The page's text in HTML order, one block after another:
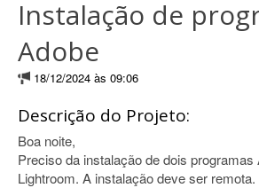
Instalação de
Adobe
18/12/2024 às 09:06
Descrição do Projeto:
Boa noite,
Preciso da instalação de dois
Lightroom. A instalação deve ser remota.